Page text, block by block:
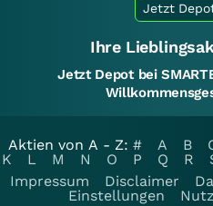
Jetzt
Ihre
Jetzt Depot bei
Aktien von A - Z: # A B
K
L M N O P Q R
Impressum
Disclaimer
Einstellungen